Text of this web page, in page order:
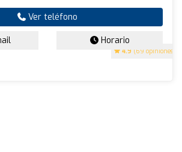
4.9 (69 opiniones)
Ver teléfono
Horario